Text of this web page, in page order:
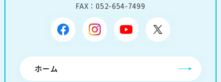
FAX：052-654-7499
ホーム